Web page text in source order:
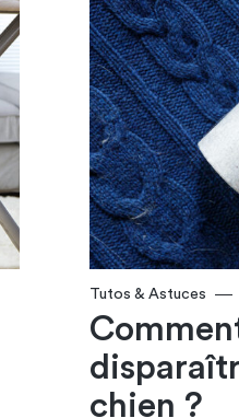
Tutos & Astuces
chien ?